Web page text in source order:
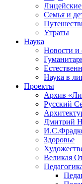
Семья и
Утраты
Наука
Новости и
Наука в
Проекты
Архив
Русский
Дмитрий
Здоровье
Великая